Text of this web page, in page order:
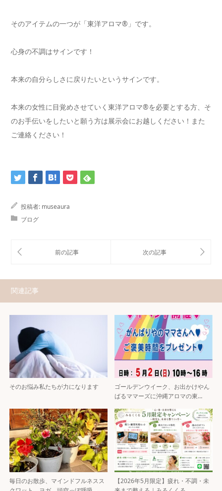
そのアイテムの一つが「東洋アロマ®」です。
心身の不調はサインです！
本来の自分らしさに戻りたいというサインです。
本来の女性に目覚めさせていく東洋アロマ®を必要とする方、そ
のお手伝いをしたいと願う方は展示会にお越しください！また
ご連絡ください！
投稿者: museaura
ブログ
関連記事
そのお悩み私たちが力になります
ゴールデンウイーク、お出かけやん
ばるママーズに沖縄アロマの東…
毎日のお散歩、マインドフルネスス
【2026年5月限定】疲れ・不調・未